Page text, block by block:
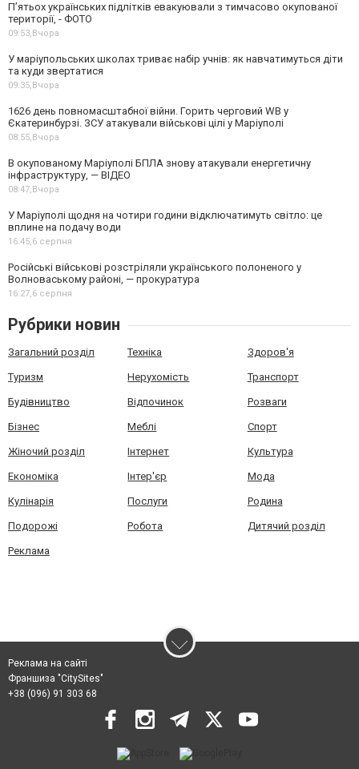
П’ятьох українських підлітків евакуювали з тимчасово окупованої
території, - ФОТО
09:53,Вчора
У маріупольських школах триває набір учнів: як навчатимуться діти
та куди звертатися
09:35,Вчора
1626 день повномасштабної війни. Горить черговий WB у
Єкатеринбурзі. ЗСУ атакували військові цілі у Маріуполі
08:55,Вчора
В окупованому Маріуполі БПЛА знову атакували енергетичну
інфраструктуру, — ВІДЕО
08:47,Вчора
У Маріуполі щодня на чотири години відключатимуть світло: це
вплине на подачу води
16:45,6 серпня
Російські військові розстріляли українського полоненого у
Волноваському районі, — прокуратура
16:27,6 серпня
Рубрики новин
Загальний розділ Техніка Здоров'я
Туризм Нерухомість Транспорт
Будівництво Відпочинок Розваги
Бізнес Меблі Спорт
Жіночий розділ Інтернет Культура
Економіка Інтер'єр Мода
Кулінарія Послуги Родина
Подорожі Робота Дитячий розділ
Реклама
Реклама на сайті
Франшиза "CitySites"
+38 (096) 91 303 68